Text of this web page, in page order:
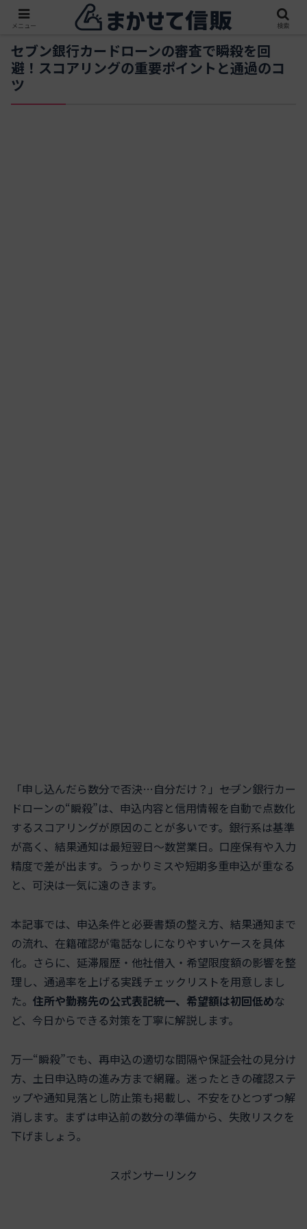
セブン銀行カードローンの審査で瞬殺を回
避！スコアリングの重要ポイントと通過のコ
ツ
「申し込んだら数分で否決…自分だけ？」――セブン銀行カー
ドローンの“瞬殺”は、申込内容と信用情報を自動で点数化
するスコアリングが原因のことが多いです。銀行系は基準
が高く、結果通知は最短翌日～数営業日。口座保有や入力
精度で差が出ます。うっかりミスや短期多重申込が重なる
と、可決は一気に遠のきます。
本記事では、申込条件と必要書類の整え方、結果通知まで
の流れ、在籍確認が電話なしになりやすいケースを具体
化。さらに、延滞履歴・他社借入・希望限度額の影響を整
理し、通過率を上げる実践チェックリストを用意しまし
た。 住所や勤務先の公式表記統一、希望額は初回低めな
ど、今日からできる対策を丁寧に解説します。
万一“瞬殺”でも、再申込の適切な間隔や保証会社の見分け
方、土日申込時の進み方まで網羅。迷ったときの確認ステ
ップや通知見落とし防止策も掲載し、不安をひとつずつ解
消します。まずは申込前の数分の準備から、失敗リスクを
下げましょう。
スポンサーリンク
メニュー 検索